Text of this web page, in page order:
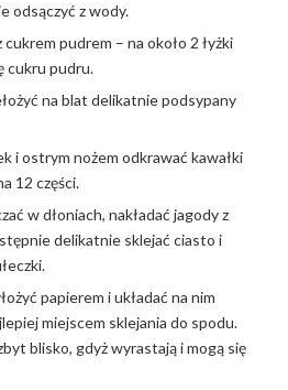
odsączyć z wody.
pudrem – na około 2 łyżki
cukru pudru.
na blat delikatnie podsypany
i ostrym nożem odkrawać kawałki
12 części.
w dłoniach, nakładać jagody z
delikatnie sklejać ciasto i
papierem i układać na nim
miejscem sklejania do spodu.
blisko, gdyż wyrastają i mogą się